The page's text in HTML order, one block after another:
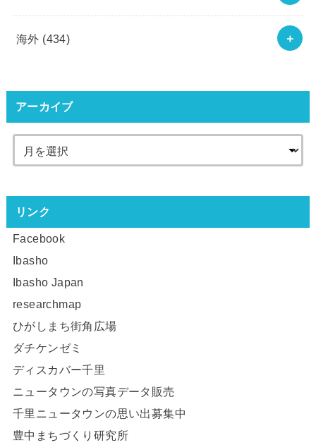
海外 (434)
アーカイブ
リンク
Facebook
Ibasho
Ibasho Japan
researchmap
ひがしまち街角広場
ダチケンゼミ
ディスカバー千里
ニュータウンの写真データ販売
千里ニュータウンの思い出募集中
豊中まちづくり研究所